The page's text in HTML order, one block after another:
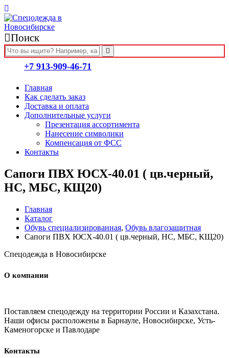
Поиск
+7 913-909-46-71
Главная
Как сделать заказ
Доставка и оплата
Дополнительные услуги
Презентация ассортимента
Нанесение символики
Компенсация от ФСС
Контакты
Cапоги ПВХ ЮСХ-40.01 ( цв.черный,
НС, МБС, КЩ20)
Главная
Каталог
Обувь специализированная, Обувь влагозащитная
Cапоги ПВХ ЮСХ-40.01 ( цв.черный, НС, МБС, КЩ20)
Спецодежда в Новосибирске
О компании
Поставляем спецодежду на территории России и Казахстана.
Наши офисы расположены в Барнауле, Новосибирске, Усть-
Каменогорске и Павлодаре
Контакты